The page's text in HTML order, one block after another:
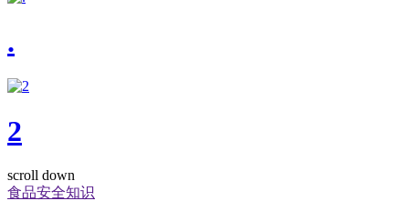
.
2
scroll down
食品安全知识